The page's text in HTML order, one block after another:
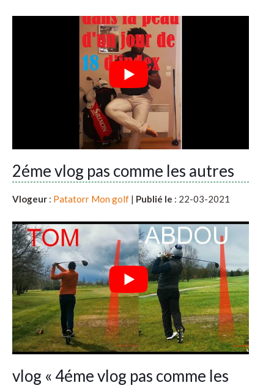
2éme vlog pas comme les autres
Vlogeur : Patatorr Mon golf | Publié le : 22-03-2021
vlog « 4éme vlog pas comme les